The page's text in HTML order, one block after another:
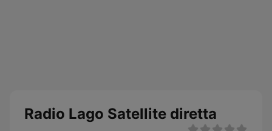
Radio Lago Satellite diretta